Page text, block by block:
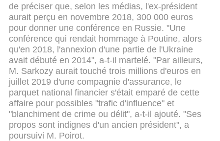
de préciser que, selon les médias, l'ex-président
aurait perçu en novembre 2018, 300 000 euros
pour donner une conférence en Russie. "Une
conférence qui rendait hommage à Poutine, alors
qu'en 2018, l'annexion d'une partie de l'Ukraine
avait débuté en 2014", a-t-il martelé. "Par ailleurs,
M. Sarkozy aurait touché trois millions d'euros en
juillet 2019 d'une compagnie d'assurance, le
parquet national financier s'était emparé de cette
affaire pour possibles "trafic d'influence" et
"blanchiment de crime ou délit", a-t-il ajouté. "Ses
propos sont indignes d'un ancien président", a
poursuivi M. Poirot.